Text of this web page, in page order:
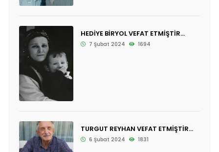
HEDİYE BİRYOL VEFAT ETMİŞTİR...
7 Şubat 2024 1694
TURGUT REYHAN VEFAT ETMİŞTİR...
6 Şubat 2024 1831